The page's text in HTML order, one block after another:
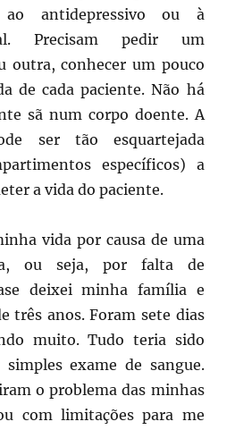
ao antidepressivo ou à
Precisam pedir um
outra, conhecer um pouco
de cada paciente. Não há
sã num corpo doente. A
ser tão esquartejada
específicos) a
a vida do paciente.
vida por causa de uma
ou seja, por falta de
deixei minha família e
três anos. Foram sete dias
muito. Tudo teria sido
exame de sangue.
o problema das minhas
com limitações para me